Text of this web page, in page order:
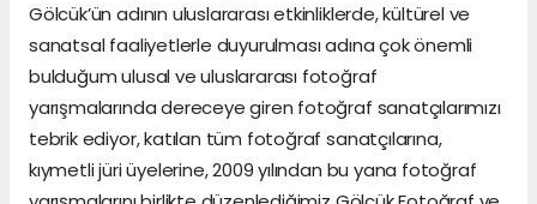
Gölcük’ün adının uluslararası etkinliklerde, kültürel ve
sanatsal faaliyetlerle duyurulması adına çok önemli
bulduğum ulusal ve uluslararası fotoğraf
yarışmalarında dereceye giren fotoğraf sanatçılarımızı
tebrik ediyor, katılan tüm fotoğraf sanatçılarına,
kıymetli jüri üyelerine, 2009 yılından bu yana fotoğraf